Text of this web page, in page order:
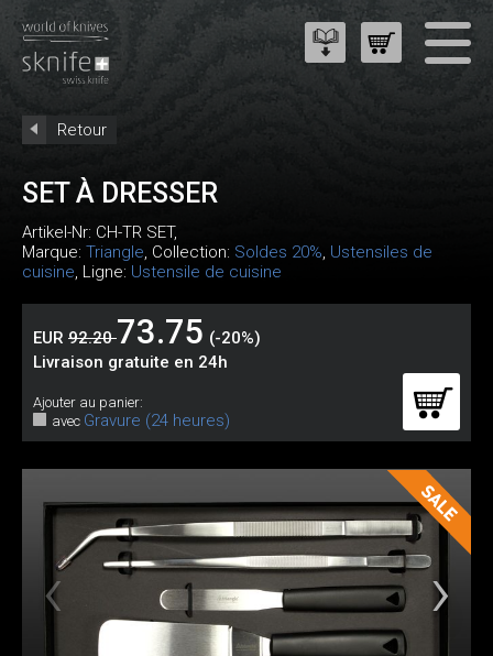
Retour
SET À DRESSER
Artikel-Nr: CH-TR SET,
Marque: Triangle, Collection: Soldes 20%, Ustensiles de
cuisine, Ligne: Ustensile de cuisine
EUR 92.2073.75 (-20%)
Livraison gratuite en 24h
Ajouter au panier:
avec Gravure (24 heures)